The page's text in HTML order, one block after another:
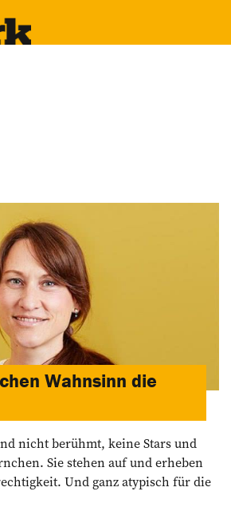
Wahnsinn die
nicht berühmt, keine Stars und
Sie stehen auf und erheben
Und ganz ­atypisch für die